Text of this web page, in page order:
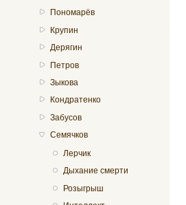
Пономарёв
Крупин
Дерягин
Петров
Зыкова
Кондратенко
Забусов
Семячков
Лерчик
Дыхание смерти
Розыгрыш